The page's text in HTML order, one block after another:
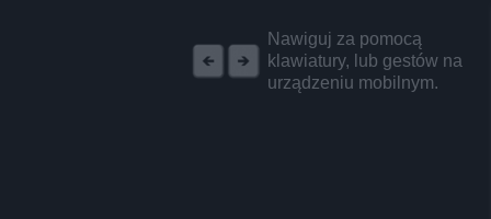
Nawiguj za pomocą
klawiatury, lub gestów na
urządzeniu mobilnym.